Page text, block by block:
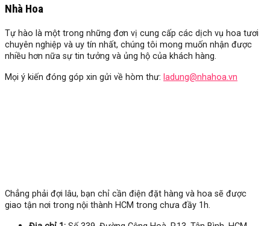
Nhà Hoa
Tự hào là một trong những đơn vị cung cấp các dịch vụ hoa tươi
chuyên nghiệp và uy tín nhất, chúng tôi mong muốn nhận được
nhiều hơn nữa sự tin tưởng và ủng hộ của khách hàng.
Mọi ý kiến đóng góp xin gửi về hòm thư: ladung@nhahoa.vn
Chẳng phải đợi lâu, bạn chỉ cần điện đặt hàng và hoa sẽ được
giao tận nơi trong nội thành HCM trong chưa đầy 1h.